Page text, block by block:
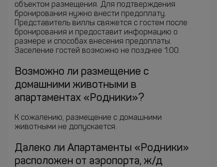
объектом размещения. Для подтверждения
бронирования нужно внести предоплату.
Представитель виллы свяжется с гостем после
бронирования и предоставит информацию о
размере и способах внесения предоплаты.
Заселение гостей возможно не позднее 1:00.
Возможно ли размещение с
домашними животными в
апартаментах «Родники»?
К сожалению, размещение с домашними
животными не допускается.
Далеко ли Апартаменты «Родники»
расположен от аэропорта, ж/д